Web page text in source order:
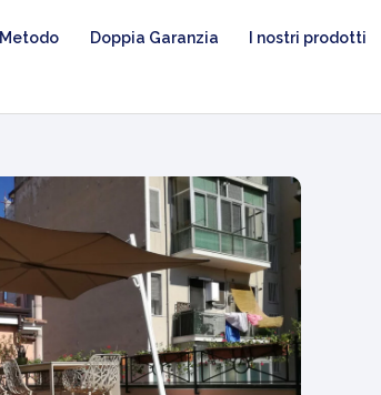
Metodo Doppia Garanzia I nostri prodotti